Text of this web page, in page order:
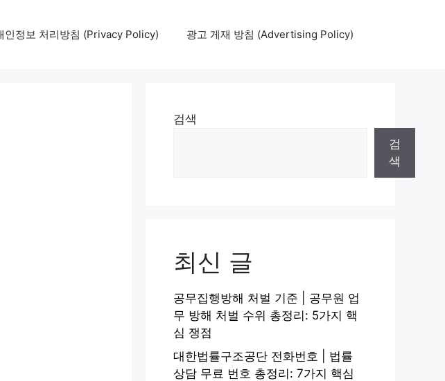
인정보 처리방침 (Privacy Policy) 광고 게재 방침 (Advertising Policy)
검색
검
색
최신 글
공무집행방해 처벌 기준 | 공무원 업
무 방해 처벌 수위 총정리: 5가지 핵
심 쟁점
대한법률구조공단 전화번호 | 법률
상담 무료 번호 총정리: 7가지 핵심